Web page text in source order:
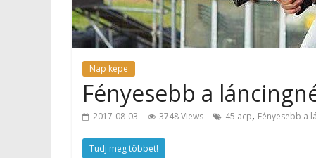
Nap képe
Fényesebb a
2017-08-03 3748 Views 45 acp, Fényesebb a
Tudj meg többet!